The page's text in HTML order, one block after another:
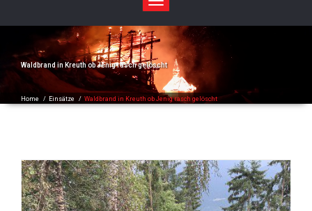
navigation
Waldbrand in Kreuth ob Jenig rasch gelöscht
Home / Einsätze / Waldbrand in Kreuth ob Jenig rasch gelöscht